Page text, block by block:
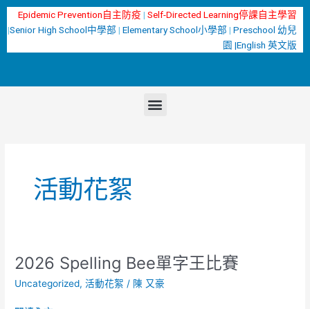
跳
主
要
Epidemic Prevention自主防疫 | Self-Directed Learning停課自主學習
|Senior High School中學部 | Elementary School小學部 | Preschool 幼兒
園 |English 英文版
選
單
活動花絮
2026 Spelling Bee單字王比賽
Uncategorized,活動花絮 / 陳 又豪
2026
Bee
單